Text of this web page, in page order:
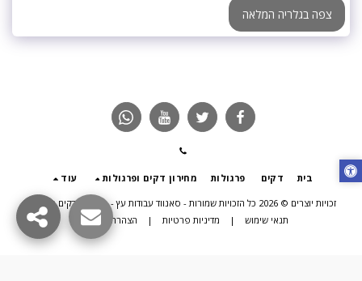
צפה בגלריה המלאה
בית דקים פרגולות מחירון דקים ופרגולות עוד
זכויות יוצרים © 2026 כל הזכויות שמורות -
סאנווד עבודות עץ - פרגולות דקים תוספות
תנאי שימוש | מדיניות פרטיות | הצהרת נגישות